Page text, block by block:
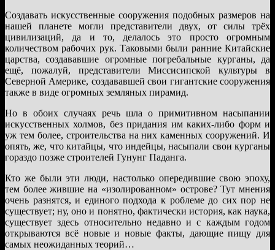
Создавать искусственные сооружения подобных размеров на
нашей планете могли представители двух, от силы трёх
цивилизаций, да и то, делалось это просто огромным
количеством рабочих рук. Таковыми были ранние Китайские
царства, создававшие огромные погребальные курганы, да
ещё, пожалуй, представители Миссисипской культуры в
Северной Америке, создававшей свои гигантские сооружения
также в виде огромных земляных пирамид.
Но в обоих случаях речь шла о примитивном насыпании
искусственных холмов, без придания им каких-либо форм и
уж тем более, строительства на них каменных сооружений. И
опять, же, что китайцы, что индейцы, насыпали свои курганы
гораздо позже строителей Гунунг Паданга.
Кто же были эти люди, настолько опередившие свою эпоху,
тем более жившие на «изолированном» острове? Тут мнения
очень разнятся, и единого подхода к роблеме до сих пор не
существует; ну, оно и понятно, фактически история, как наука,
существует здесь относительно недавно и с каждым годом
открываются всё новые и новые факты, дающие пищу для
самых неожиданных теорий…